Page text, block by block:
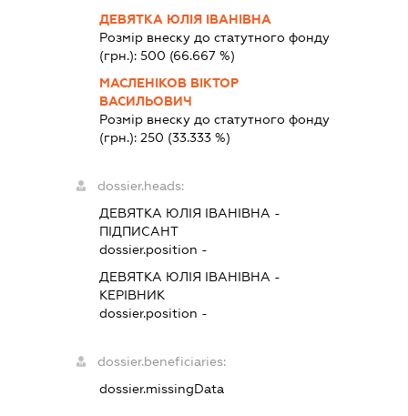
ДЕВЯТКА ЮЛІЯ ІВАНІВНА
Розмір внеску до статутного фонду
(грн.):500 (66.667 %)
МАСЛЕНІКОВ ВІКТОР
ВАСИЛЬОВИЧ
Розмір внеску до статутного фонду
(грн.):250 (33.333 %)
dossier.heads:
ДЕВЯТКА ЮЛІЯ ІВАНІВНА -
ПІДПИСАНТ
dossier.position -
ДЕВЯТКА ЮЛІЯ ІВАНІВНА -
КЕРІВНИК
dossier.position -
dossier.beneficiaries:
dossier.missingData